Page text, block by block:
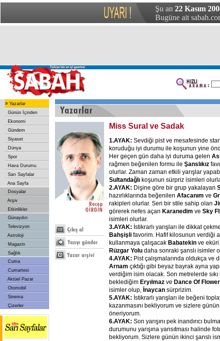
Şu an 22 Kasım
Bugüne ait
» Yazarlar
Günün İçinden
Ekonomi
Gündem
Siyaset
Dünya
Spor
Hava Durumu
Sarı Sayfalar
Ana Sayfa
Dosyalar
Arşiv
Etkinlikler
Günaydın
Televizyon
Astroloji
Magazin
Sağlık
Cuma
Cumartesi
Aktüel Pazar
Otomobil
Sinema
Çizerler
Miss Sural ve Sadak
1.AYAK: Sevdiği pist ve mesafesinde
koruduğu iyi durumu ile koşunun yine
Her geçen gün daha iyi duruma gelen
rağmen beğenilen formu ile Şanslıkız
olurlar. Zaman zaman etkili yarışlar
Sultandağlı koşunun sürpriz isimleri
2.AYAK: Dişine göre bir grup yakalayan
hazırlıklarında beğenilen Afacanım ve
rakipleri olurlar. Seri bir stile sahip olan
görerek nefes açan Karanedim ve Sky
isimleri olurlar.
3.AYAK: İstikrarlı yarışları ile dikkat
Bahşişli favorim. Hafif kilosunun verdiği
kullanmaya çalışacak Babatekin ve eküri
Rüzgar Yolu daha sonraki şanslı isimler
4.AYAK: Pist çalışmalarında oldukça ve
Arnam çıktığı gibi beyaz bayrak ayna
verdiğim isim olacak. Son metrelerde
beklediğim Eryılmaz ve Dance Of
isimler olup, İnaycan sürprizim.
5.AYAK: İstikrarlı yarışları ile beğeni
kazanmasını bekliyorum ve sizlere
öneriyorum.
6.AYAK: Son yarışını pek inandırıcı
durumunu yarışına yansıtması halinde
bekliyorum. Sizlere günün ikinci şanslı